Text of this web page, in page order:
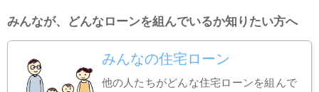
みんなが、どんなローンを組んでいるか知りたい方へ
みんなの住宅ローン
他の人たちがどんな住宅ローンを組んで